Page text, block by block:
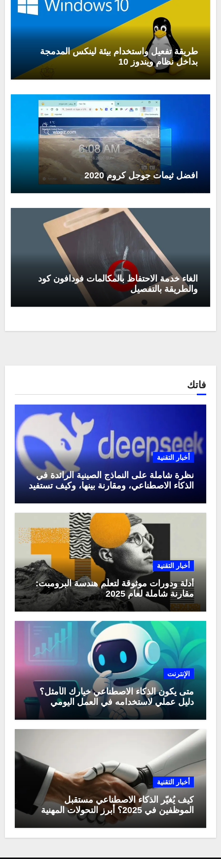
طريقة تفعيل واستخدام بيئة لينكس المدمجة
بداخل نظام ويندوز 10
افضل ثيمات جوجل كروم 2020
الغاء خدمة الاحتفاظ بالمكالمات فودافون كود
والطريقة بالتفصيل
فاتك
أخبار التقنية
نظرة شاملة على النماذج الصينية الرائدة في
الذكاء الاصطناعي، ومقارنة بينها، وكيف تستفيد
أخبار التقنية
أدلة ودورات موثوقة لتعلّم هندسة البرومبت:
مقارنة شاملة لعام 2025
الإنترنت
متى يكون الذكاء الاصطناعي خيارك الأمثل؟
دليل عملي لاستخدامه في العمل اليومي
أخبار التقنية
كيف يُغيّر الذكاء الاصطناعي مستقبل
الموظفين في 2025؟ أبرز التحولات المهنية